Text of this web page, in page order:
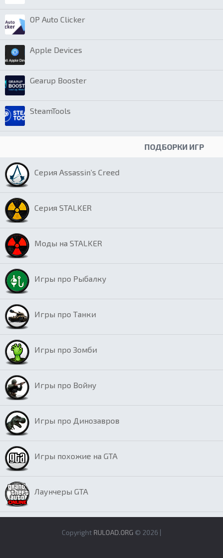
OP Auto Clicker
Apple Devices
Gearup Booster
SteamTools
ПОДБОРКИ ИГР
Серия Assassin’s Creed
Серия STALKER
Моды на STALKER
Игры про Рыбалку
Игры про Танки
Игры про Зомби
Игры про Войну
Игры про Динозавров
Игры похожие на GTA
Лаунчеры GTA
Copyright RULOAD.ORG © 2026 |